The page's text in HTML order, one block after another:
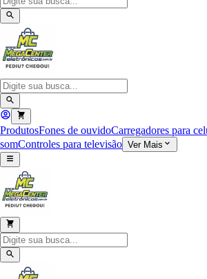
ProdutosFones de ouvidoCarregadores para
somControles para televisão Ver Mais